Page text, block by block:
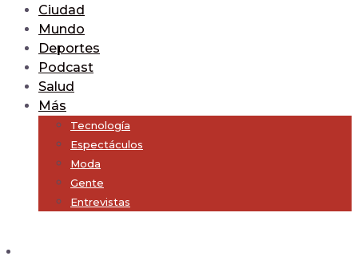
Ciudad
Mundo
Deportes
Podcast
Salud
Más
Tecnología
Espectáculos
Moda
Gente
Entrevistas